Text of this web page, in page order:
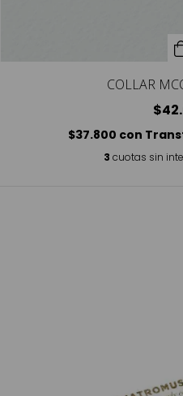
COLLAR
$37.800 con
3 cuotas sin